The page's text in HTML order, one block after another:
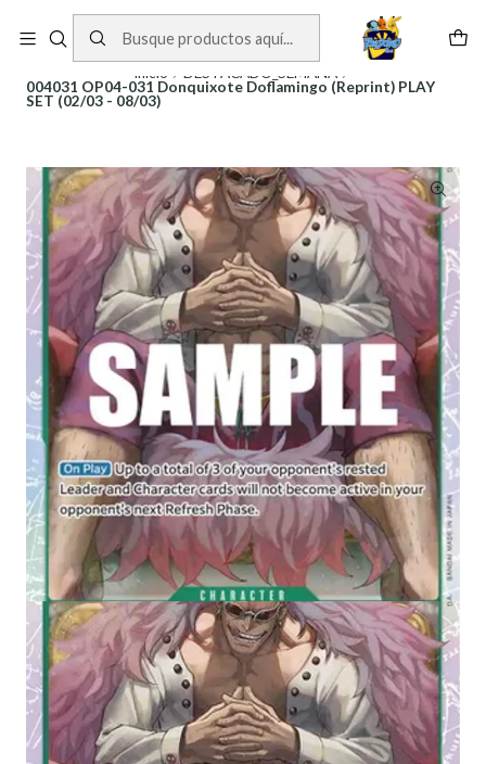
Inicio
DESTACADO_SEMANA
004031 OP04-031 Donquixote Doflamingo (Reprint) PLAY
SET (02/03 - 08/03)